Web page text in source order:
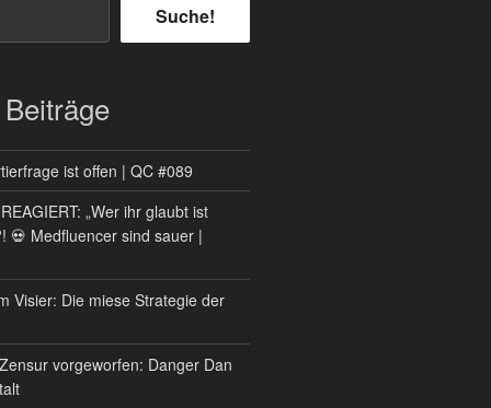
Suche!
ist offen | QC #089
„Wer ihr glaubt ist
💀 Medfluencer sind sauer |
Visier: Die miese Strategie der
vorgeworfen: Danger Dan